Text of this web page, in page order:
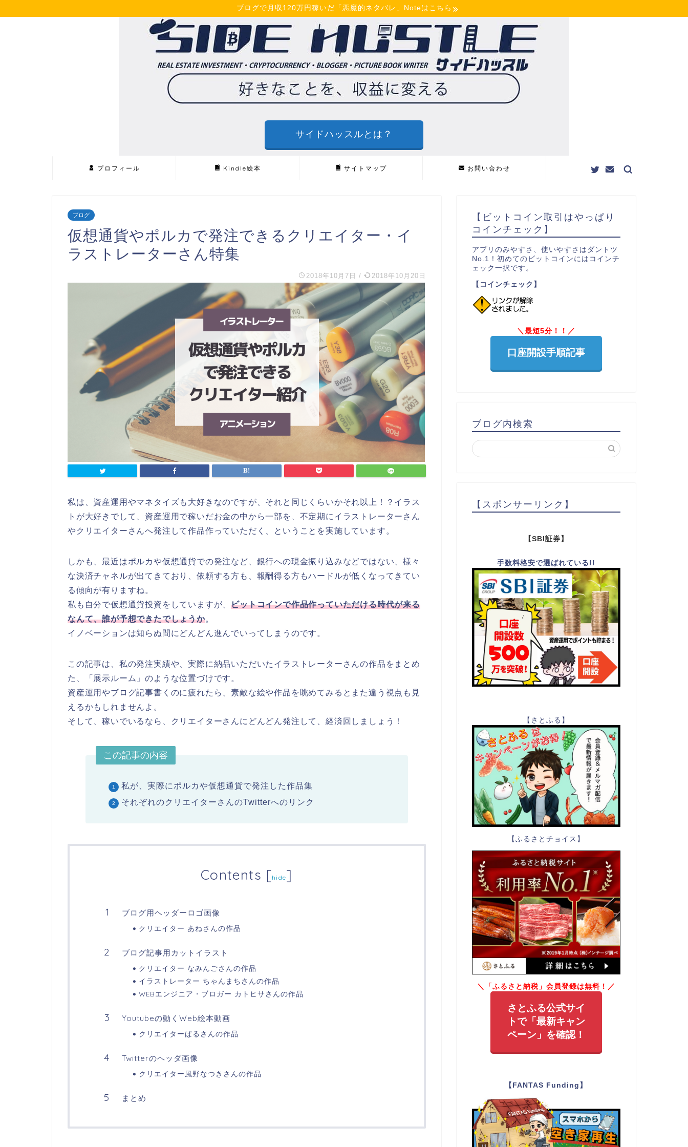
ブログで月収120万円稼いだ「悪魔的ネタバレ」Noteはこちら
サイドハッスルとは？
プロフィール Kindle絵本 サイトマップ お問い合わせ
ブログ
仮想通貨やポルカで発注できるクリエイター・イ
ラストレーターさん特集
2018年10月7日 / 2018年10月20日
私は、資産運用やマネタイズも大好きなのですが、それと同じくらいかそれ以上！？イラス
トが大好きでして、資産運用で稼いだお金の中から一部を、不定期にイラストレーターさん
やクリエイターさんへ発注して作品作っていただく、ということを実施しています。
しかも、最近はポルカや仮想通貨での発注など、銀行への現金振り込みなどではない、様々
な決済チャネルが出てきており、依頼する方も、報酬得る方もハードルが低くなってきてい
る傾向が有りますね。
私も自分で仮想通貨投資をしていますが、ビットコインで作品作っていただける時代が来る
なんて、誰が予想できたでしょうか。
イノベーションは知らぬ間にどんどん進んでいってしまうのです。
この記事は、私の発注実績や、実際に納品いただいたイラストレーターさんの作品をまとめ
た、「展示ルーム」のような位置づけです。
資産運用やブログ記事書くのに疲れたら、素敵な絵や作品を眺めてみるとまた違う視点も見
えるかもしれませんよ。
そして、稼いでいるなら、クリエイターさんにどんどん発注して、経済回しましょう！
この記事の内容
私が、実際にポルカや仮想通貨で発注した作品集
それぞれのクリエイターさんのTwitterへのリンク
Contents [hide]
ブログ用ヘッダーロゴ画像
クリエイター あねさんの作品
ブログ記事用カットイラスト
クリエイター なみんごさんの作品
イラストレーター ちゃんまちさんの作品
WEBエンジニア・ブロガー カトヒサさんの作品
Youtubeの動くWeb絵本動画
クリエイターぱるさんの作品
Twitterのヘッダ画像
クリエイター風野なつきさんの作品
まとめ
【ビットコイン取引はやっぱり
コインチェック】
アプリのみやすさ、使いやすさはダントツ
No.1！初めてのビットコインにはコインチ
ェック一択です。
【コインチェック】
＼最短5分！！／
口座開設手順記事
ブログ内検索
【スポンサーリンク】
【SBI証券】
手数料格安で選ばれている!!
【さとふる】
【ふるさとチョイス】
＼「ふるさと納税」会員登録は無料！／
さとふる公式サイ
トで「最新キャン
ペーン」を確認！
【FANTAS Funding】